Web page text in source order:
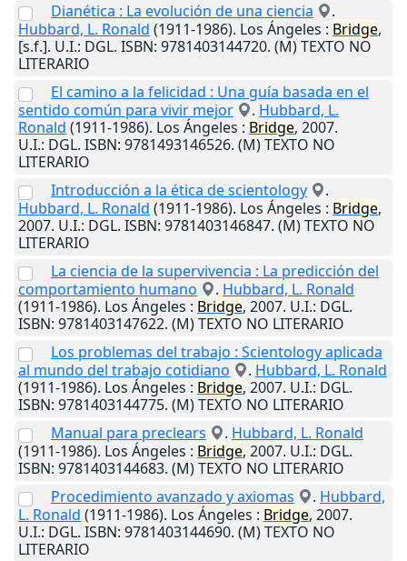
Dianética : La evolución de una ciencia
.
Hubbard, L. Ronald (1911-1986). Los Ángeles : Bridge,
[s.f.]. U.I.: DGL. ISBN: 9781403144720. (M) TEXTO NO
LITERARIO
El camino a la felicidad : Una guía basada en el
sentido común para vivir mejor
. Hubbard, L.
Ronald (1911-1986). Los Ángeles : Bridge, 2007.
U.I.: DGL. ISBN: 9781493146526. (M) TEXTO NO
LITERARIO
Introducción a la ética de scientology
.
Hubbard, L. Ronald (1911-1986). Los Ángeles : Bridge,
2007. U.I.: DGL. ISBN: 9781403146847. (M) TEXTO NO
LITERARIO
La ciencia de la supervivencia : La predicción del
comportamiento humano
. Hubbard, L. Ronald
(1911-1986). Los Ángeles : Bridge, 2007. U.I.: DGL.
ISBN: 9781403147622. (M) TEXTO NO LITERARIO
Los problemas del trabajo : Scientology aplicada
al mundo del trabajo cotidiano
. Hubbard, L. Ronald
(1911-1986). Los Ángeles : Bridge, 2007. U.I.: DGL.
ISBN: 9781403144775. (M) TEXTO NO LITERARIO
Manual para preclears
. Hubbard, L. Ronald
(1911-1986). Los Ángeles : Bridge, 2007. U.I.: DGL.
ISBN: 9781403144683. (M) TEXTO NO LITERARIO
Procedimiento avanzado y axiomas
. Hubbard,
L. Ronald (1911-1986). Los Ángeles : Bridge, 2007.
U.I.: DGL. ISBN: 9781403144690. (M) TEXTO NO
LITERARIO